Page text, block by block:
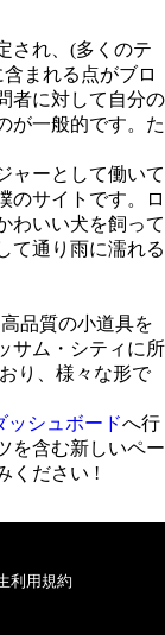
され、(多くのテ
まれる点がブロ
者に対して自分の
が一般的です。た
ャーとして働いて
のサイトです。ロ
わいい犬を飼って
て通り雨に濡れる
品質の小道具を
サム・シティに所
り、様々な形で
ッシュボードへ行
を含む新しいペー
ください !
利用規約